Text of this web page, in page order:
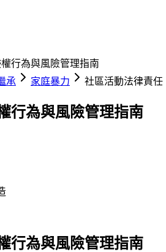
行為與風險管理指南
承 家庭暴力 社區活動法律責
行為與風險管理指南
行為與風險管理指南